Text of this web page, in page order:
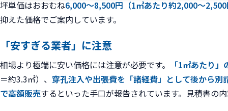
坪単価はおおむね6,000〜8,500円（1㎡あたり約2,000〜
抑えた価格でご案内しています。
「安すぎる業者」に注意
相場より極端に安い価格には注意が必要です。
「1㎡あたり
＝約3.3㎡）、 穿孔注入や出張費を「諸経費」として後から別
で高額販売するといった手口が報告されています。見積書の